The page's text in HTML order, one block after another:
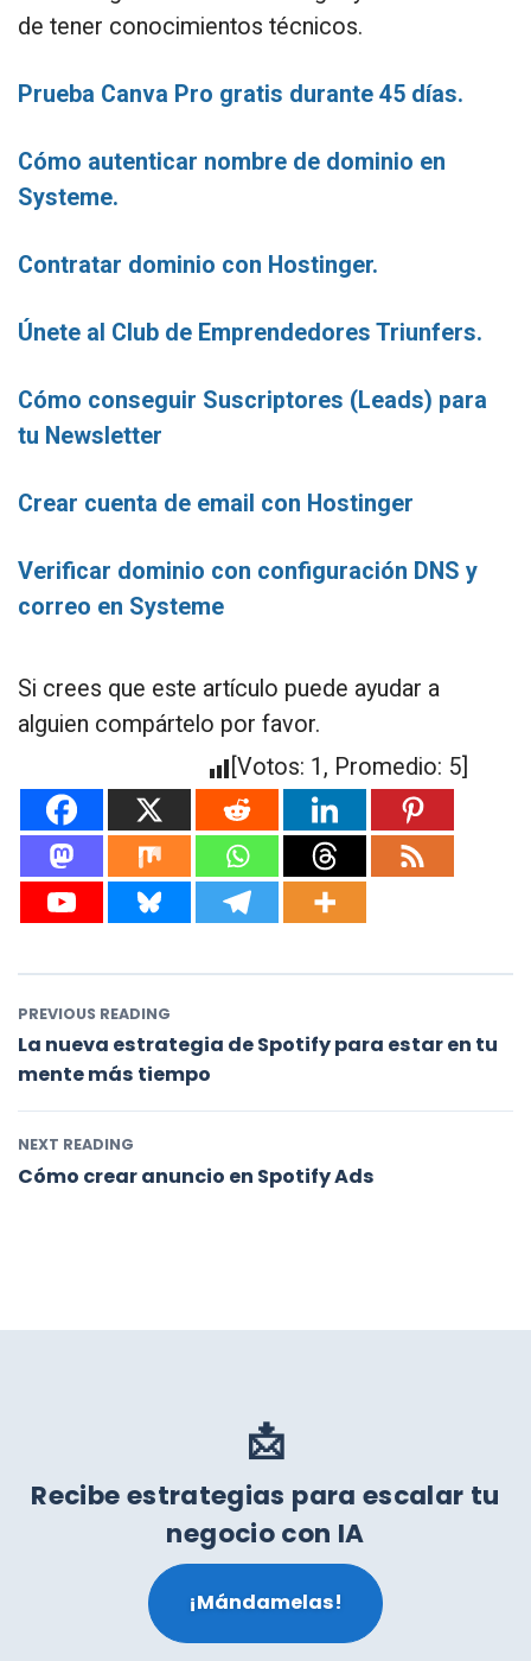
de tener conocimientos técnicos.
Prueba Canva Pro gratis durante 45 días.
Cómo autenticar nombre de dominio en
Systeme.
Contratar dominio con Hostinger.
Únete al Club de Emprendedores Triunfers.
Cómo conseguir Suscriptores (Leads) para
tu Newsletter
Crear cuenta de email con Hostinger
Verificar dominio con configuración DNS y
correo en Systeme
Si crees que este artículo puede ayudar a
alguien compártelo por favor.
[Votos: 1 , Promedio: 5
PREVIOUS READING
La nueva estrategia de Spotify para estar en tu
mente más tiempo
NEXT READING
Cómo crear anuncio en Spotify Ads
📩
Recibe estrategias para escalar tu
negocio con IA
¡Mándamelas!